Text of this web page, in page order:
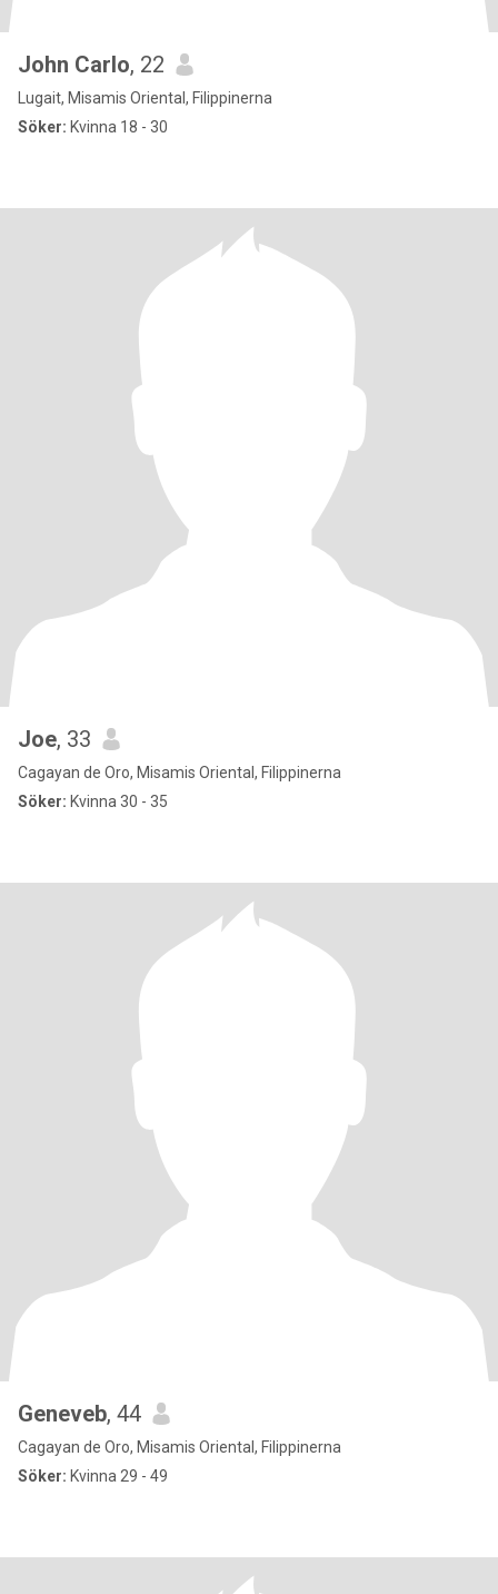
John Carlo, 22
Lugait, Misamis Oriental, Filippinerna
Söker: Kvinna 18 - 30
Joe, 33
Cagayan de Oro, Misamis Oriental, Filippinerna
Söker: Kvinna 30 - 35
Geneveb, 44
Cagayan de Oro, Misamis Oriental, Filippinerna
Söker: Kvinna 29 - 49